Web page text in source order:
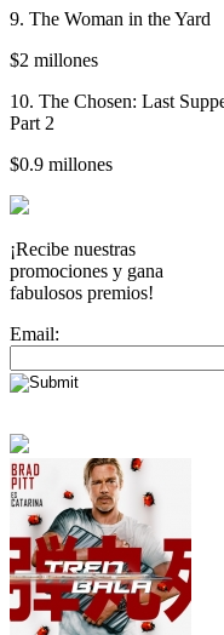
9. The Woman in the Yard
$2 millones
10. The Chosen: Last
Part 2
$0.9 millones
¡Recibe nuestras
promociones y gana
fabulosos premios!
Email: